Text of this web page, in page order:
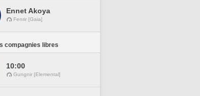
Ennet Akoya
Fenrir [Gaia]
compagnies libres
10:00
Gungnir [Elemental]